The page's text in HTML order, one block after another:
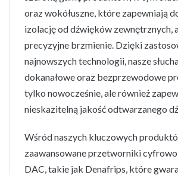
oraz wokółuszne, które zapewniają
izolację od dźwięków zewnętrznych,
precyzyjne brzmienie. Dzięki
najnowszych technologii, nasze
dokanałowe oraz bezprzewodowe
tylko nowocześnie, ale również
nieskazitelną jakość odtwarzanego
Wśród naszych kluczowych
zaawansowane przetworniki
DAC, takie jak Denafrips, które